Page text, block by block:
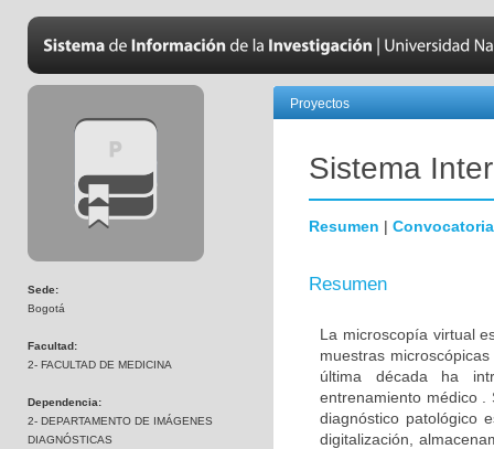
Sede:
Bogotá
Facultad:
2- FACULTAD DE MEDICINA
Dependencia:
2- DEPARTAMENTO DE IMÁGENES
DIAGNÓSTICAS
Proyectos
Sistema
Resumen | Convocatoria
Resumen
La microscopía virtual
muestras
última década ha
entrenamiento médico .
diagnóstico patológico
digitalización,